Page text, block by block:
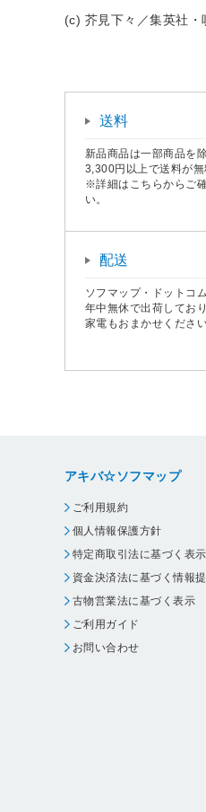
(c) 芥見下々／集英社・
送料
新品商品は一部商品を
3,300円以上で送料が無
※詳細はこちらからご
い。
配送
ソフマップ・ドットコ
年中無休で出荷してお
家電もおまかせください
アキバ☆ソフマップ
ご利用規約
個人情報保護方針
特定商取引法に基づく表示
資金決済法に基づく情報
古物営業法に基づく表示
ご利用ガイド
お問い合わせ